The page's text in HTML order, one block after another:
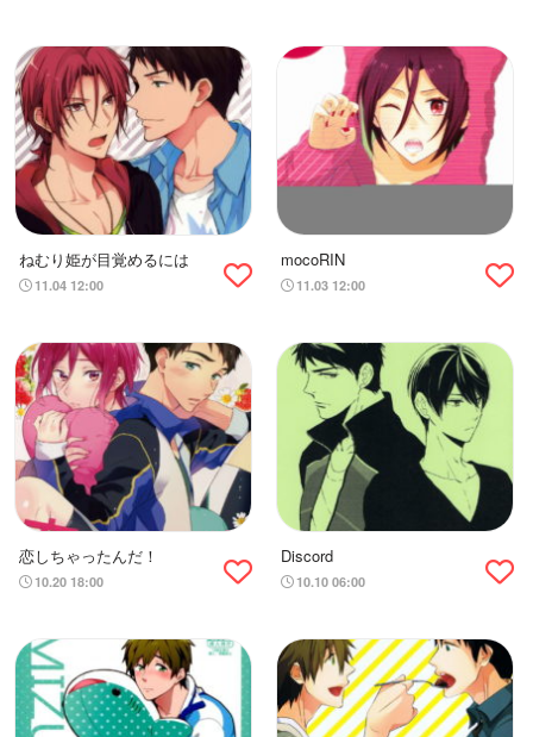
ねむり姫が目覚めるには
11.04 12:00
mocoRIN
11.03 12:00
恋しちゃったんだ！
10.20 18:00
Discord
10.10 06:00